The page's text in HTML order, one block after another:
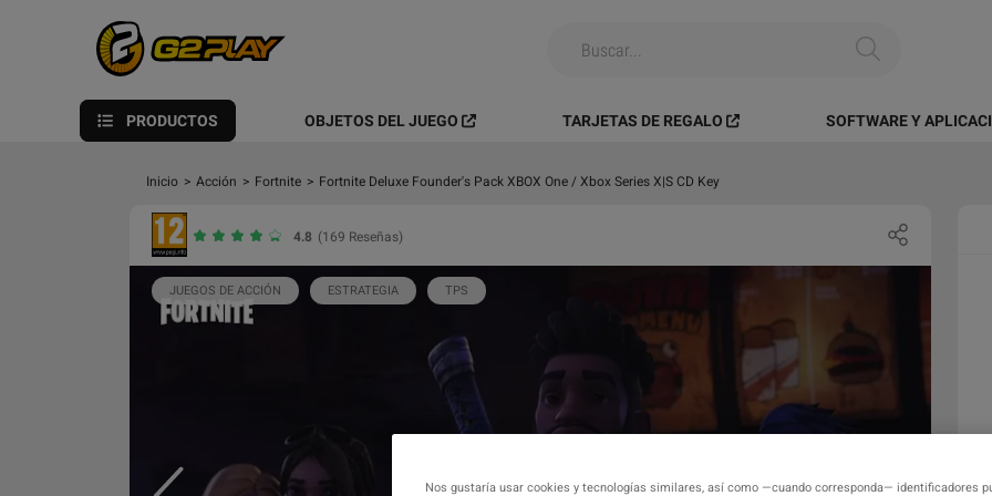
PRODUCTOS OBJETOS DEL JUEGO TARJETAS DE REGALO SOFTWARE Y
Inicio > Acción > Fortnite > Fortnite Deluxe Founder's Pack XBOX One / Xbox Series X|S CD Key
4.8 (169 Reseñas)
JUEGOS DE ACCIÓN ESTRATEGIA TPS
Nos gustaría usar cookies y tecnologías similares, así como —cuando corresponda— identificadores